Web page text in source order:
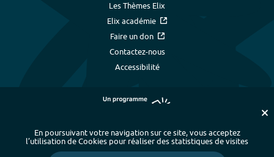
Les Thèmes Elix
Elix académie
Faire un don
Contactez-nous
Accessibilité
Plan du site - Index alphabétique -
En poursuivant votre navigation sur ce site, vous acceptez
l’utilisation de Cookies pour réaliser des statistiques de visites